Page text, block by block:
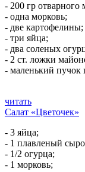
- 200 гр отварного
- одна морковь;
- две картофелины;
- три яйца;
- два соленых
- 2 ст. ложки
- маленький пучок
читать
Салат «Цветочек»
- 3 яйца;
- 1 плавленый
- 1/2 огурца;
- 1 морковь;